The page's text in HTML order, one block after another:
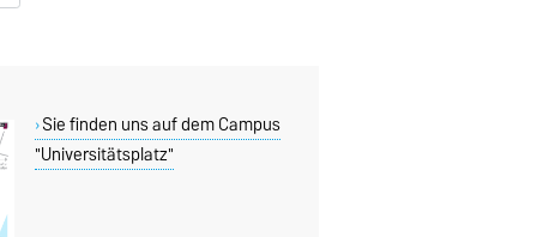
Sie finden uns auf dem Campus
"Universitätsplatz"